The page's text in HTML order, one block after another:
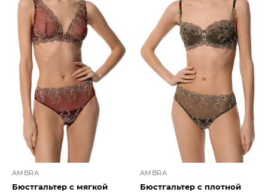
AMBRA
Бюстгальтер с мягкой
AMBRA
Бюстгальтер с плотной